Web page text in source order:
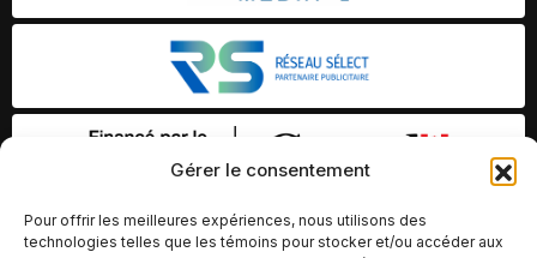
Gérer le consentement
Pour offrir les meilleures expériences, nous utilisons des
technologies telles que les témoins pour stocker et/ou accéder aux